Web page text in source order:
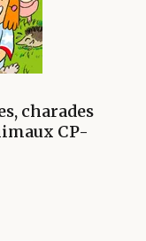
charades
CP-